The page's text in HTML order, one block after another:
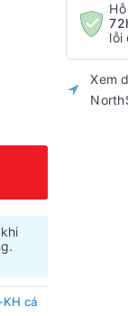
cá
lỗi
Xem